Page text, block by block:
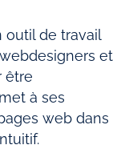
outil de travail
et
être
à ses
web dans